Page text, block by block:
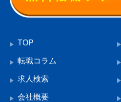
TOP
転職コラム
求人検索
会社概要